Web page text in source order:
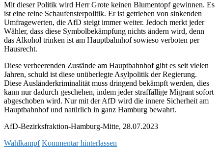
Mit dieser Politik wird Herr Grote keinen Blumentopf gewinnen. Es
ist eine reine Schaufensterpolitik. Er ist getrieben von sinkenden
Umfragewerten, die AfD steigt immer weiter. Jedoch merkt jeder
Wähler, dass diese Symbolbekämpfung nichts ändern wird, denn
das Alkohol trinken ist am Hauptbahnhof sowieso verboten per
Hausrecht.
Diese verheerenden Zustände am Hauptbahnhof gibt es seit vielen
Jahren, schuld ist diese unüberlegte Asylpolitik der Regierung.
Diese Ausländerkriminalität muss dringend bekämpft werden, dies
kann nur dadurch geschehen, indem jeder straffällige Migrant sofort
abgeschoben wird. Nur mit der AfD wird die innere Sicherheit am
Hauptbahnhof und natürlich in ganz Hamburg bewahrt.
AfD-Bezirksfraktion-Hamburg-Mitte, 28.07.2023
Wahlkampf Kommentar hinterlassen